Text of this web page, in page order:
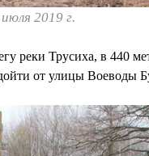
2019 г.
реки Трусиха, в 440
от улицы Воеводы